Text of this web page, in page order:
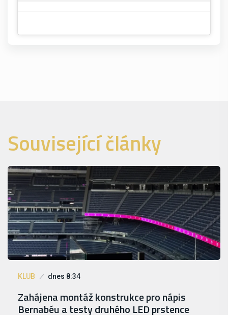
Související články
KLUB dnes 8:34
Zahájena montáž konstrukce pro nápis
Bernabéu a testy druhého LED prstence